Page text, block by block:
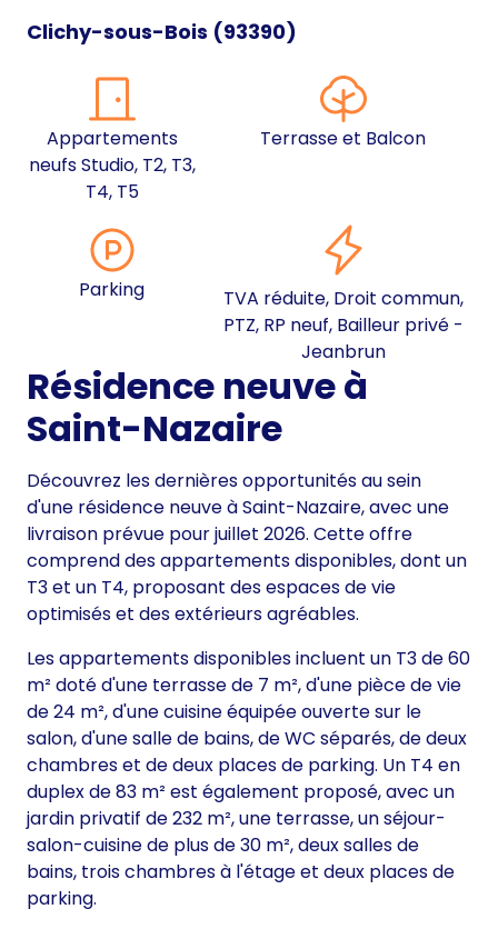
Clichy-sous-Bois (93390)
Appartements
neufs Studio, T2, T3,
T4, T5
Terrasse et Balcon
Parking
TVA réduite, Droit commun,
PTZ, RP neuf, Bailleur privé -
Jeanbrun
Résidence neuve à
Saint-Nazaire
Découvrez les dernières opportunités au sein
d'une résidence neuve à Saint-Nazaire, avec une
livraison prévue pour juillet 2026. Cette offre
comprend des appartements disponibles, dont un
T3 et un T4, proposant des espaces de vie
optimisés et des extérieurs agréables.
Les appartements disponibles incluent un T3 de 60
m² doté d'une terrasse de 7 m², d'une pièce de vie
de 24 m², d'une cuisine équipée ouverte sur le
salon, d'une salle de bains, de WC séparés, de deux
chambres et de deux places de parking. Un T4 en
duplex de 83 m² est également proposé, avec un
jardin privatif de 232 m², une terrasse, un séjour-
salon-cuisine de plus de 30 m², deux salles de
bains, trois chambres à l'étage et deux places de
parking.